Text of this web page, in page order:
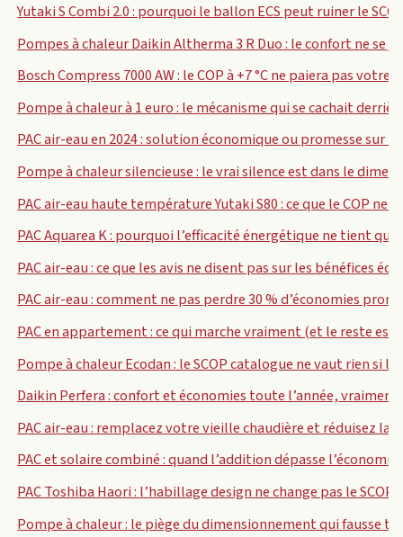
Yutaki S Combi 2.0 : pourquoi le ballon ECS peut ruiner le
Pompes à chaleur Daikin Altherma 3 R Duo : le confort ne se
Bosch Compress 7000 AW : le COP à +7 °C ne paiera pas votre
Pompe à chaleur à 1 euro : le mécanisme qui se cachait
PAC air-eau en 2024 : solution économique ou promesse sur
Pompe à chaleur silencieuse : le vrai silence est dans le
PAC air-eau haute température Yutaki S80 : ce que le COP ne
PAC Aquarea K : pourquoi l’efficacité énergétique ne tient
PAC air-eau : ce que les avis ne disent pas sur les bénéfices
PAC air-eau : comment ne pas perdre 30 % d’économies
PAC en appartement : ce qui marche vraiment (et le reste est
Pompe à chaleur Ecodan : le SCOP catalogue ne vaut rien si
Daikin Perfera : confort et économies toute l’année, vraiment
PAC air-eau : remplacez votre vieille chaudière et réduisez la
PAC et solaire combiné : quand l’addition dépasse l’économie
PAC Toshiba Haori : l’habillage design ne change pas le SCOP
Pompe à chaleur : le piège du dimensionnement qui fausse